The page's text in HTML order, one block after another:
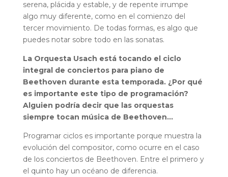
serena, plácida y estable, y de repente irrumpe
algo muy diferente, como en el comienzo del
tercer movimiento. De todas formas, es algo que
puedes notar sobre todo en las sonatas.
La Orquesta Usach está tocando el ciclo
integral de conciertos para piano de
Beethoven durante esta temporada. ¿Por qué
es importante este tipo de programación?
Alguien podría decir que las orquestas
siempre tocan música de Beethoven…
Programar ciclos es importante porque muestra la
evolución del compositor, como ocurre en el caso
de los conciertos de Beethoven. Entre el primero y
el quinto hay un océano de diferencia.